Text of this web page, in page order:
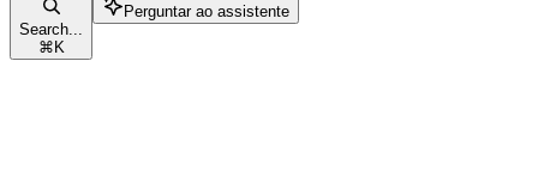
Search...
⌘ K
Perguntar ao assistente